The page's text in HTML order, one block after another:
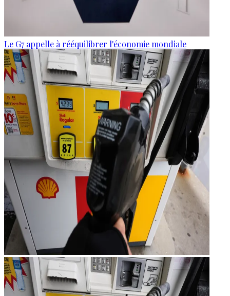
Le G7 appelle à rééquilibrer l'économie mondiale